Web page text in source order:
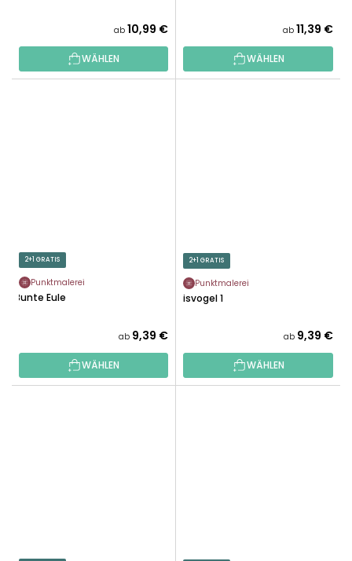
ab 10,99 €
WÄHLEN
ab 11,39 €
WÄHLEN
2+1 GRATIS
Punktmalerei
Bunte Eule
ab 9,39 €
WÄHLEN
2+1 GRATIS
Punktmalerei
Eisvogel 1
ab 9,39 €
WÄHLEN